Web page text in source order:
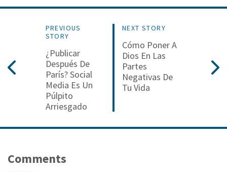
PREVIOUS
STORY
¿Publicar
Después De
París? Social
Media Es Un
Púlpito
Arriesgado
NEXT STORY
Cómo Poner A
Dios En Las
Partes
Negativas De
Tu Vida
Comments